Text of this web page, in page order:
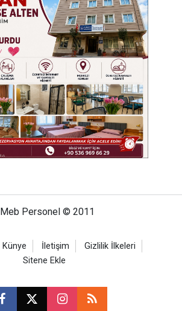
Meb Personel © 2011
Künye İletişim
Gizlilik İlkeleri
Sitene Ekle